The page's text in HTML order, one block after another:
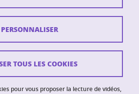
pour vous proposer la lecture de vidéos,
TOUS LES COOKIES
PERSONNALISER